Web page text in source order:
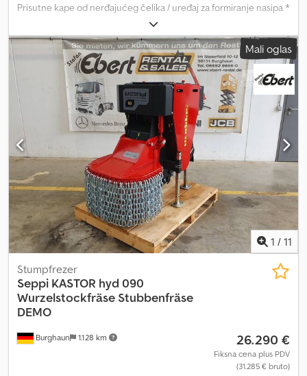
Prisutne kape od nerđajućeg čelika / uređaj za formiranje nasipa *
Robusna konstrukcija za uzgoj krompira i šargarepe Stanje:
Frezalica ima kvar na menjaču i zato se izričito prodaje kao
neispravna, uređaj za popravku ili kao izvor rezervnih delova.
Dedszqwkfopfx Aqrokr
Mali oglas
1 / 11
Burghaun 1.128 km
Stumpfrezer
Seppi KASTOR hyd 090
Wurzelstockfräse Stubbenfräse
DEMO
26.290 €
Fiksna cena plus PDV
(31.285 € bruto)